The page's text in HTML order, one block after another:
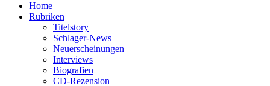
Home
Rubriken
Titelstory
Schlager-News
Neuerscheinungen
Interviews
Biografien
CD-Rezension